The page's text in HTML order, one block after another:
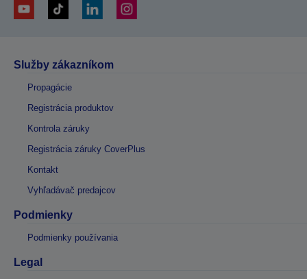
Služby zákazníkom
Propagácie
Registrácia produktov
Kontrola záruky
Registrácia záruky CoverPlus
Kontakt
Vyhľadávač predajcov
Podmienky
Podmienky používania
Legal